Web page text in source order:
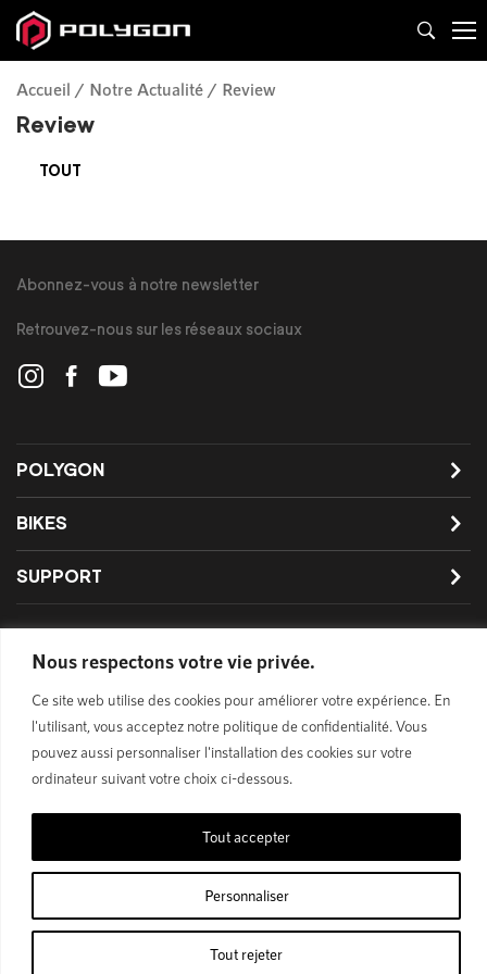
Nous respectons votre vie privée.
Ce site web utilise des cookies pour améliorer votre expérience. En
l'utilisant, vous acceptez notre politique de confidentialité. Vous
pouvez aussi personnaliser l'installation des cookies sur votre
ordinateur suivant votre choix ci-dessous.
Personnaliser
Tout rejeter
Tout accepter
Accueil Notre Actualité Review
Review
TOUT
POLYGON
BIKES
SUPPORT
Abonnez-vous à notre newsletter
Retrouvez-nous sur les réseaux sociaux
Privacy Policy